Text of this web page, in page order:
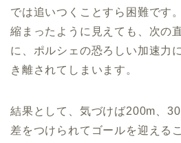
では追いつくことすら困難です
縮まったように見えても、次の
に、ポルシェの恐ろしい加速力
き離されてしまいます。
結果として、気づけば200m、
差をつけられてゴールを迎える